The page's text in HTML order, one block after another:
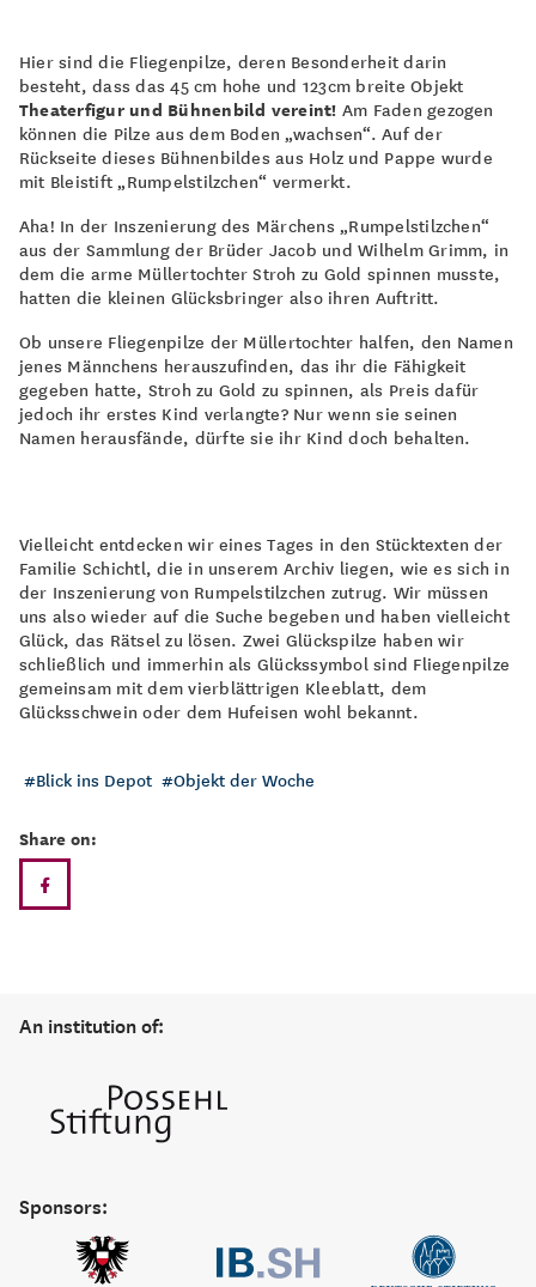
Hier sind die Fliegenpilze, deren Besonderheit darin
besteht, dass das 45 cm hohe und 123cm breite Objekt
Theaterfigur und Bühnenbild vereint! Am Faden gezogen
können die Pilze aus dem Boden „wachsen“. Auf der
Rückseite dieses Bühnenbildes aus Holz und Pappe wurde
mit Bleistift „Rumpelstilzchen“ vermerkt.
Aha! In der Inszenierung des Märchens „Rumpelstilzchen“
aus der Sammlung der Brüder Jacob und Wilhelm Grimm, in
dem die arme Müllertochter Stroh zu Gold spinnen musste,
hatten die kleinen Glücksbringer also ihren Auftritt.
Ob unsere Fliegenpilze der Müllertochter halfen, den Namen
jenes Männchens herauszufinden, das ihr die Fähigkeit
gegeben hatte, Stroh zu Gold zu spinnen, als Preis dafür
jedoch ihr erstes Kind verlangte? Nur wenn sie seinen
Namen herausfände, dürfte sie ihr Kind doch behalten.
Vielleicht entdecken wir eines Tages in den Stücktexten der
Familie Schichtl, die in unserem Archiv liegen, wie es sich in
der Inszenierung von Rumpelstilzchen zutrug. Wir müssen
uns also wieder auf die Suche begeben und haben vielleicht
Glück, das Rätsel zu lösen. Zwei Glückspilze haben wir
schließlich und immerhin als Glückssymbol sind Fliegenpilze
gemeinsam mit dem vierblättrigen Kleeblatt, dem
Glücksschwein oder dem Hufeisen wohl bekannt.
Blick ins Depot Objekt der Woche
Share on:
An institution of:
Sponsors: